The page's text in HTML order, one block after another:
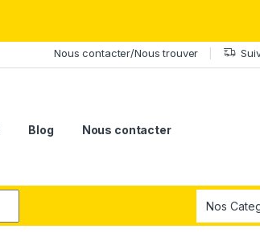
Nous contacter/Nous trouver
Blog Nous contacter